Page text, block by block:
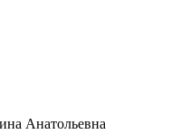
Анатольевна